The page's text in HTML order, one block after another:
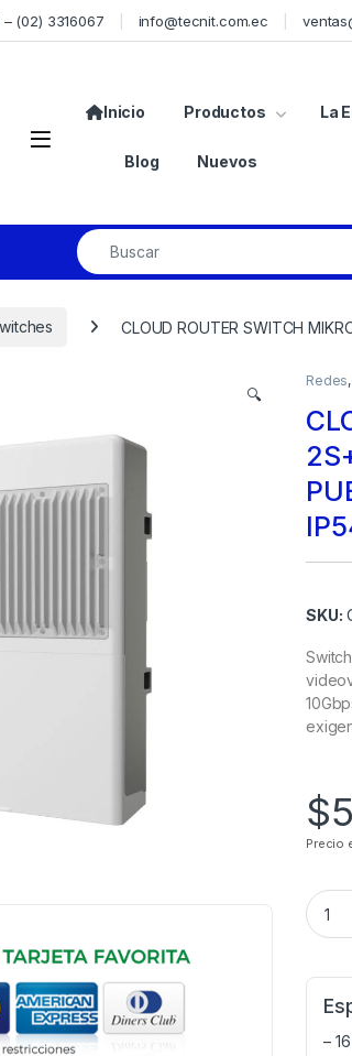
(02) 3316067 info@tecnit.com.ec
Inicio Productos La
Blog Nuevos
CLOUD ROUTER SWITCH
🔍
Redes,
SKU:
$
Precio
–